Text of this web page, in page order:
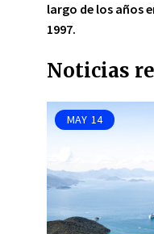
largo de los años
1997.
Noticias
MAY 14